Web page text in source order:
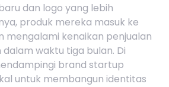
dan logo yang lebih
produk mereka masuk ke
mengalami kenaikan penjualan
waktu tiga bulan. Di
brand startup
untuk membangun identitas